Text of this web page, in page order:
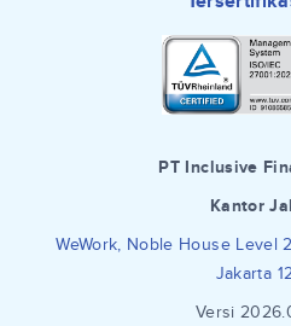
PT Inclusive
Kantor
WeWork, Noble House Level
Jakarta
Versi